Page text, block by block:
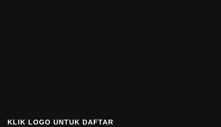
KLIK LOGO UNTUK DAFTAR